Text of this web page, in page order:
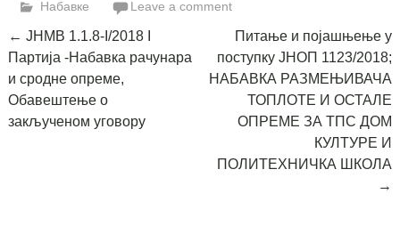
Набавке Leave a comment
Post
navigation
← ЈНМВ 1.1.8-I/2018 I
Партија -Набавка рачунара
и сродне опреме,
Обавештење о
закљученом уговору
Питање и појашњење у
поступку ЈНОП 1123/2018;
НАБАВКА РАЗМЕЊИВАЧА
ТОПЛОТЕ И ОСТАЛЕ
ОПРЕМЕ ЗА ТПС ДОМ
КУЛТУРЕ И
ПОЛИТЕХНИЧКА ШКОЛА
→